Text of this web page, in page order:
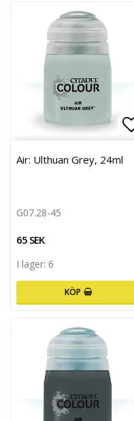
Air: Ulthuan Grey, 24ml
G07.28-45
65 SEK
I lager: 6
KÖP